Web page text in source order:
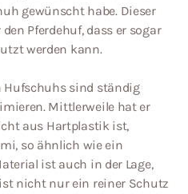
gewünscht habe. Dieser
Pferdehuf, dass er sogar
werden kann.
Hufschuhs sind ständig
Mittlerweile hat er
aus Hartplastik ist,
so ähnlich wie ein
ist auch in der Lage,
nicht nur ein reiner Schutz